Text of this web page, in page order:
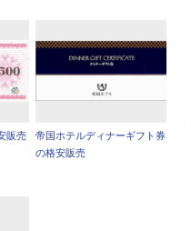
販売
帝国ホテルディナーギフト券
の格安販売